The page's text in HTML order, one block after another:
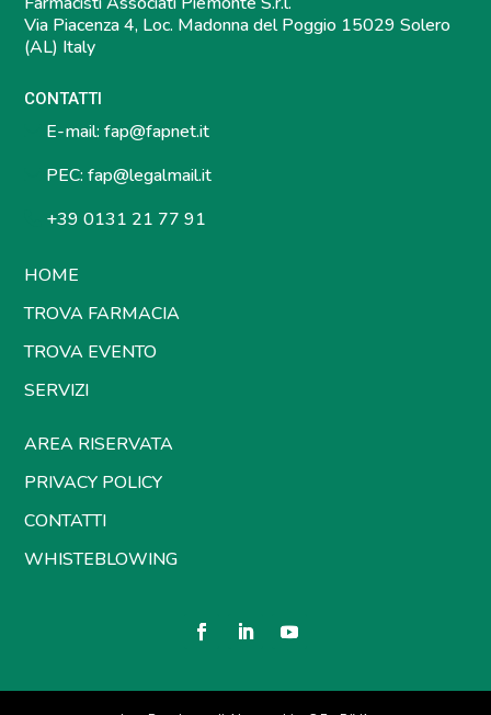
Via Piacenza 4, Loc. Madonna del Poggio 15029 Solero
(AL) Italy
CONTATTI
E-mail: fap@fapnet.it
PEC: fap@legalmail.it
+39 0131 21 77 91
HOME
TROVA FARMACIA
TROVA EVENTO
SERVIZI
AREA RISERVATA
PRIVACY POLICY
CONTATTI
WHISTEBLOWING